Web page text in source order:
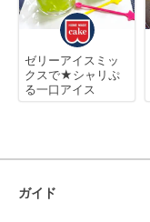
ゼリーアイスミッ
クスで★シャリぷ
る一口アイス
ガイド